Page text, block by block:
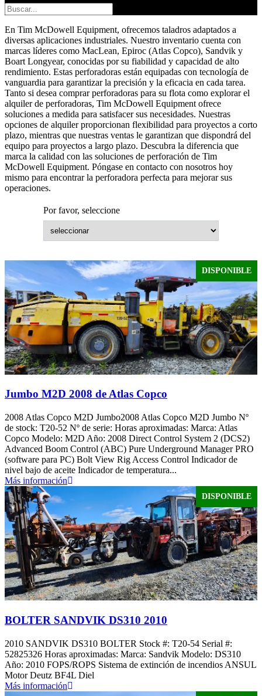
En Tim McDowell Equipment, ofrecemos taladros adaptados a
diversas aplicaciones industriales. Nuestro inventario cuenta con
marcas líderes como MacLean, Epiroc (Atlas Copco), Sandvik y
Boart Longyear, conocidas por su fiabilidad y capacidad de alto
rendimiento. Estas perforadoras están equipadas con tecnología de
vanguardia para garantizar la precisión y la eficacia en cada tarea.
Tanto si desea comprar perforadoras para su flota como explorar el
alquiler de perforadoras, Tim McDowell Equipment ofrece
soluciones a medida para satisfacer sus necesidades. Nuestras
opciones de alquiler proporcionan flexibilidad para proyectos a corto
plazo, mientras que nuestras ventas le garantizan que dispondrá del
equipo para proyectos a largo plazo. Descubra la diferencia que
marca la calidad con las soluciones de perforación de Tim
McDowell Equipment. Póngase en contacto con nosotros hoy
mismo para encontrar la perforadora perfecta para mejorar sus
operaciones.
Por favor, seleccione
DISPONIBLE
Jumbo M2D 2008 de Atlas Copco
2008 Atlas Copco M2D Jumbo2008 Atlas Copco M2D Jumbo Nº
de stock: T20-52 Nº de serie: Horas aproximadas: Marca: Atlas
Copco Modelo: M2D Año: 2008 Direct Control System 2 (DCS2)
Advanced Boom Control (ABC) Pure Underground Manager PRO
(software para PC) Bolt View Rig Access Control Indicador de
nivel bajo de aceite Indicador de temperatura...
Más información
DISPONIBLE
BOLTER SANDVIK DS310 2010
2010 SANDVIK DS310 BOLTER Stock #: T20-54 Serial #:
52825326 Horas aproximadas: Marca: Sandvik Modelo: DS310
Año: 2010 FOPS/ROPS Sistema de extinción de incendios ANSUL
Motor Deutz BF4L Diel
Más información